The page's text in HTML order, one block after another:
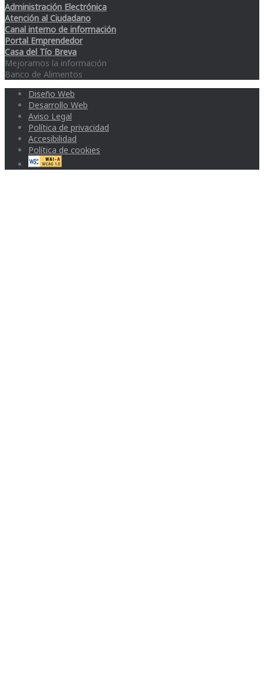
Administración Electrónica
Atención al Ciudadano
Canal interno de información
Portal Emprendedor
Casa del Tío Breva
Mejoramos la información
Banco de Alimentos
Diseño Web
Desarrollo Web
Aviso Legal
Política de privacidad
Accesibilidad
Política de cookies